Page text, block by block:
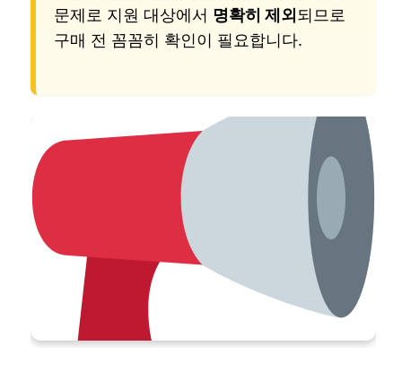
문제로 지원 대상에서 명확히 제외 되므로
구매 전 꼼꼼히 확인이 필요합니다.